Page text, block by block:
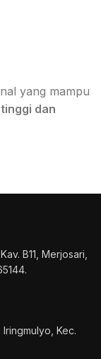
yang mampu
dan
B11, Merjosari,
Iringmulyo, Kec.